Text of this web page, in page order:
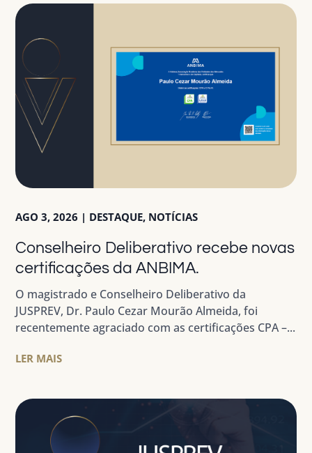
Conselheiro Deliberativo recebe novas
certificações da ANBIMA.
AGO 3, 2026 | DESTAQUE, NOTÍCIAS
O magistrado e Conselheiro Deliberativo da
JUSPREV, Dr. Paulo Cezar Mourão Almeida, foi
recentemente agraciado com as certificações CPA –...
LER MAIS